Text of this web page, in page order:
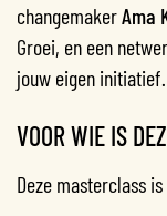
changemakerAma
Groei, en een
jouw eigen initiatief.
VOOR WIE IS
Deze masterclass